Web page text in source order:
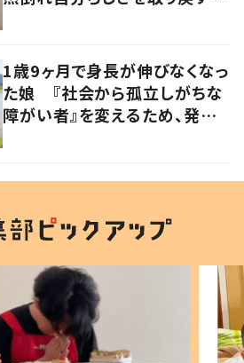
1歳9ヶ月で身長が伸びなくなっ
た娘 『社会から孤立しがちな
障がい者』を変えるため、発信